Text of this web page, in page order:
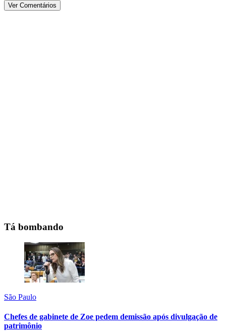
Ver Comentários
Tá bombando
São Paulo
Chefes de gabinete de Zoe pedem demissão após divulgação de
patrimônio